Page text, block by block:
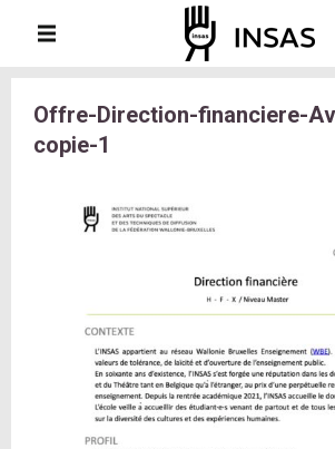
Offre-Direction-financiere-
copie-1